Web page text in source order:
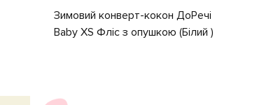
Зимовий конверт-кокон ДоРечі
Baby XS Фліс з опушкою (Білий )